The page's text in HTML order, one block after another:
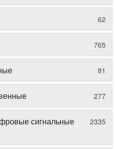
62
765
81
277
сигнальные
2335